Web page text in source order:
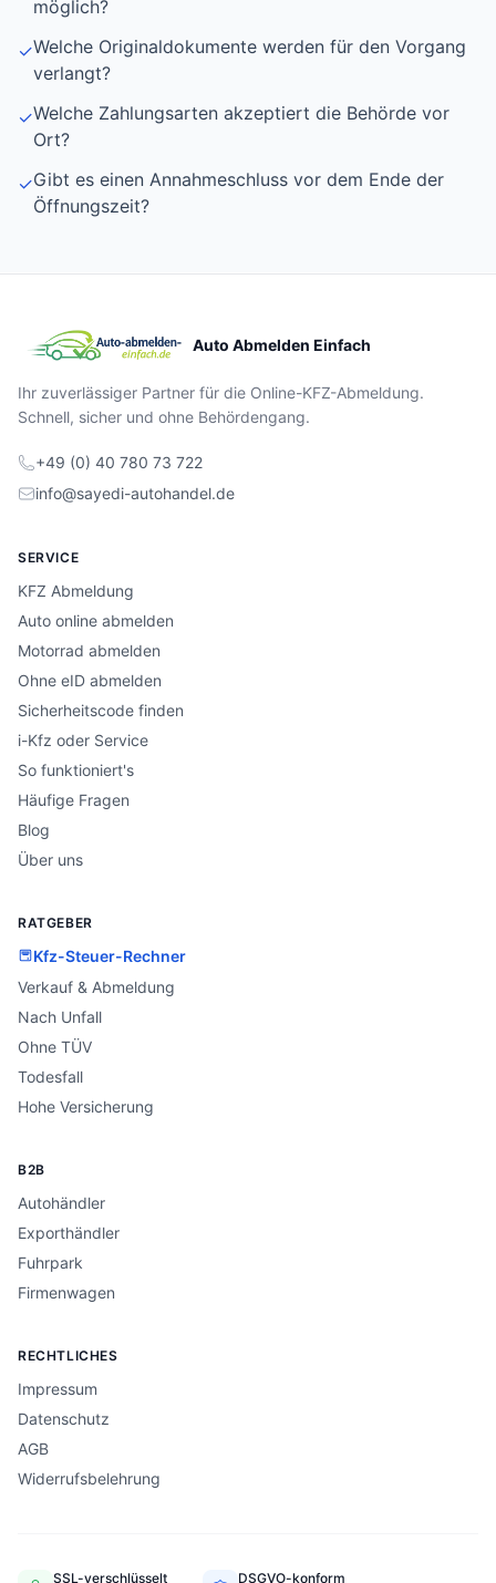
möglich?
✓Welche Originaldokumente werden für den Vorgang
verlangt?
✓Welche Zahlungsarten akzeptiert die Behörde vor
Ort?
✓Gibt es einen Annahmeschluss vor dem Ende der
Öffnungszeit?
Auto Abmelden Einfach
Ihr zuverlässiger Partner für die Online-KFZ-Abmeldung.
Schnell, sicher und ohne Behördengang.
+49 (0) 40 780 73 722
info@sayedi-autohandel.de
SERVICE
KFZ Abmeldung
Auto online abmelden
Motorrad abmelden
Ohne eID abmelden
Sicherheitscode finden
i-Kfz oder Service
So funktioniert's
Häufige Fragen
Blog
Über uns
RATGEBER
Kfz-Steuer-Rechner
Verkauf & Abmeldung
Nach Unfall
Ohne TÜV
Todesfall
Hohe Versicherung
B2B
Autohändler
Exporthändler
Fuhrpark
Firmenwagen
RECHTLICHES
Impressum
Datenschutz
AGB
Widerrufsbelehrung
SSL-verschlüsselt DSGVO-konform